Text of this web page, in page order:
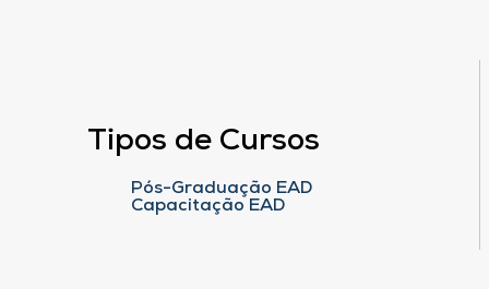
Tipos de Cursos
Pós-Graduação EAD
Capacitação EAD